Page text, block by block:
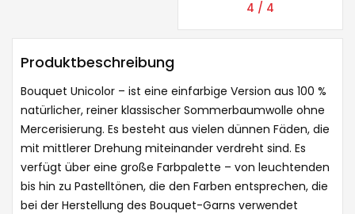
4 / 4
Produktbeschreibung
Bouquet Unicolor – ist eine einfarbige Version aus 100 %
natürlicher, reiner klassischer Sommerbaumwolle ohne
Mercerisierung. Es besteht aus vielen dünnen Fäden, die
mit mittlerer Drehung miteinander verdreht sind. Es
verfügt über eine große Farbpalette – von leuchtenden
bis hin zu Pastelltönen, die den Farben entsprechen, die
bei der Herstellung des Bouquet-Garns verwendet